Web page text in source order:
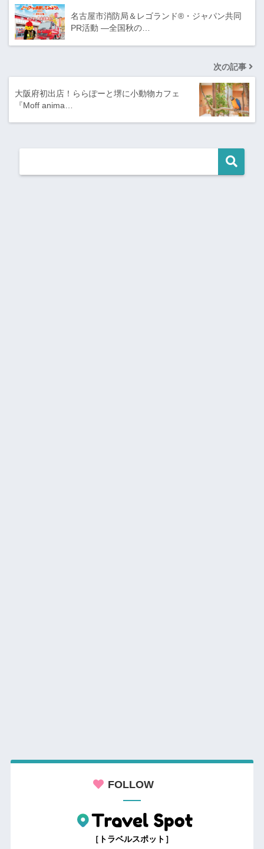
名古屋市消防局＆レゴランド®・ジャパン共同
PR活動 ―全国秋の…
次の記事
大阪府初出店！ららぽーと堺に小動物カフェ
『Moff anima…
FOLLOW
［トラベルスポット］